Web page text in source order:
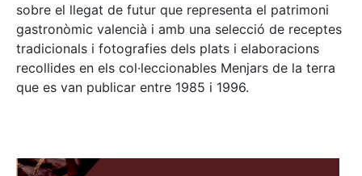
sobre el llegat de futur que representa el patrimoni
gastronòmic valencià i amb una selecció de receptes
tradicionals i fotografies dels plats i elaboracions
recollides en els col·leccionables Menjars de la terra
que es van publicar entre 1985 i 1996.